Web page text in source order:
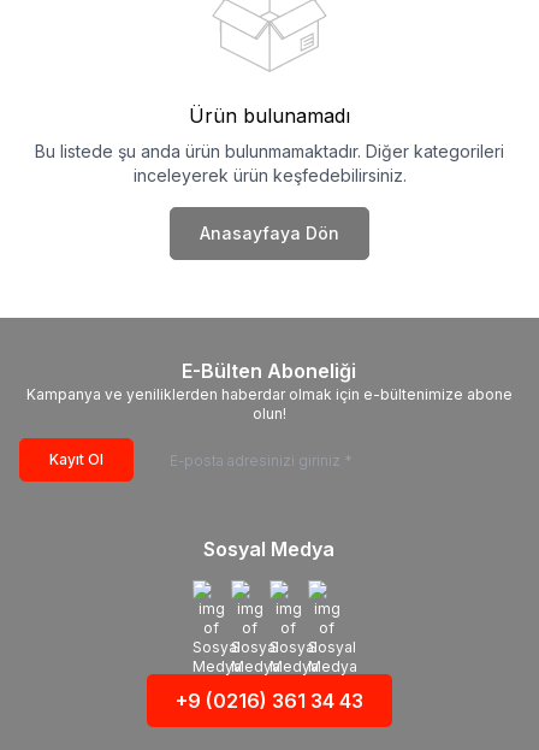
Ürün bulunamadı
Bu listede şu anda ürün bulunmamaktadır. Diğer kategorileri
inceleyerek ürün keşfedebilirsiniz.
Anasayfaya Dön
E-Bülten Aboneliği
Kampanya ve yeniliklerden haberdar olmak için e-bültenimize abone
olun!
Kayıt Ol
Sosyal Medya
+9 (0216) 361 34 43